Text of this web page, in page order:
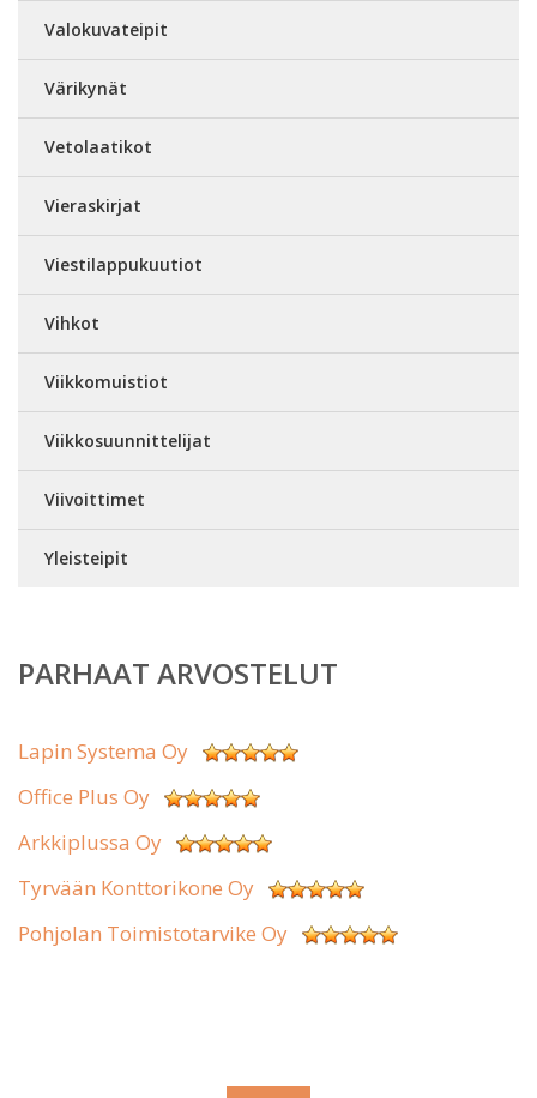
Valokuvateipit
Värikynät
Vetolaatikot
Vieraskirjat
Viestilappukuutiot
Vihkot
Viikkomuistiot
Viikkosuunnittelijat
Viivoittimet
Yleisteipit
PARHAAT ARVOSTELUT
Lapin Systema Oy
Office Plus Oy
Arkkiplussa Oy
Tyrvään Konttorikone Oy
Pohjolan Toimistotarvike Oy